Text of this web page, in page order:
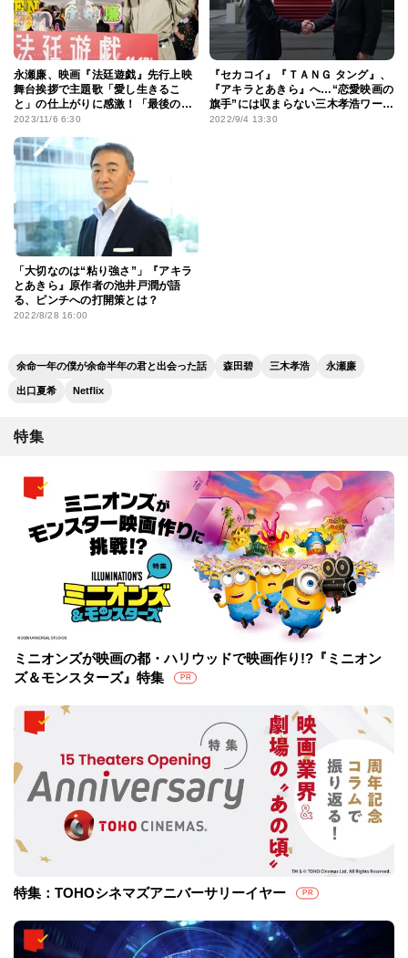
永瀬廉、映画『法廷遊戯』先行上映
舞台挨拶で主題歌「愛し生きるこ
と」の仕上がりに感激！「最後の1
秒まで見逃せない作品」
2023/11/6 6:30
『セカコイ』『ＴＡＮＧ タング』、
『アキラとあきら』へ…“恋愛映画の
旗手”には収まらない三木孝浩ワール
ド
2022/9/4 13:30
「大切なのは“粘り強さ”」『アキラ
とあきら』原作者の池井戸潤が語
る、ピンチへの打開策とは？
2022/8/28 16:00
余命一年の僕が余命半年の君と出会った話 森田碧 三木孝浩 永瀬廉
出口夏希 Netflix
特集
ミニオンズが映画の都・ハリウッドで映画作り!?『ミニオン
ズ＆モンスターズ』特集
PR
特集：TOHOシネマズアニバーサリーイヤー PR